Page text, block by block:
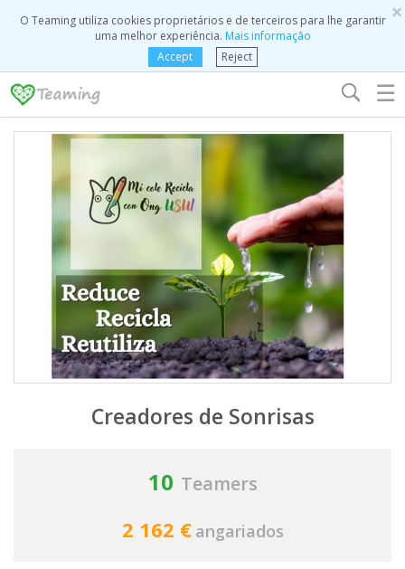
×
O Teaming utiliza cookies proprietários e de terceiros para lhe garantir
uma melhor experiência. Mais informação
Accept
Reject
☰
Creadores de Sonrisas
10 Teamers
2 162 € angariados